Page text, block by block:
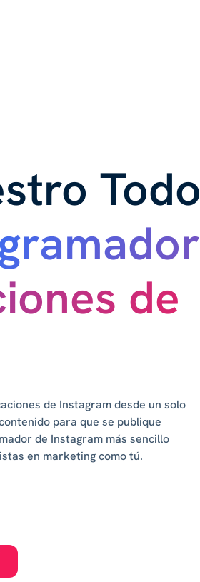
Todo
de
de Instagram desde un solo
para que se publique
de Instagram más sencillo
en marketing como tú.